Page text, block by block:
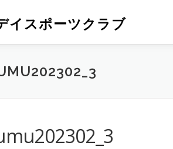
イスポーツクラブ